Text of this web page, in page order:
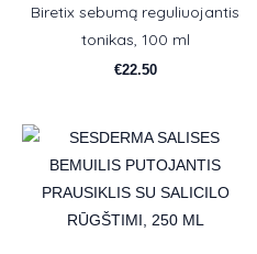
Biretix sebumą reguliuojantis
tonikas, 100 ml
€22.50